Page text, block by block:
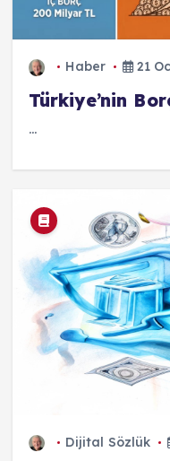
Haber 21
Türkiye’nin
...
Dijital Sözlük